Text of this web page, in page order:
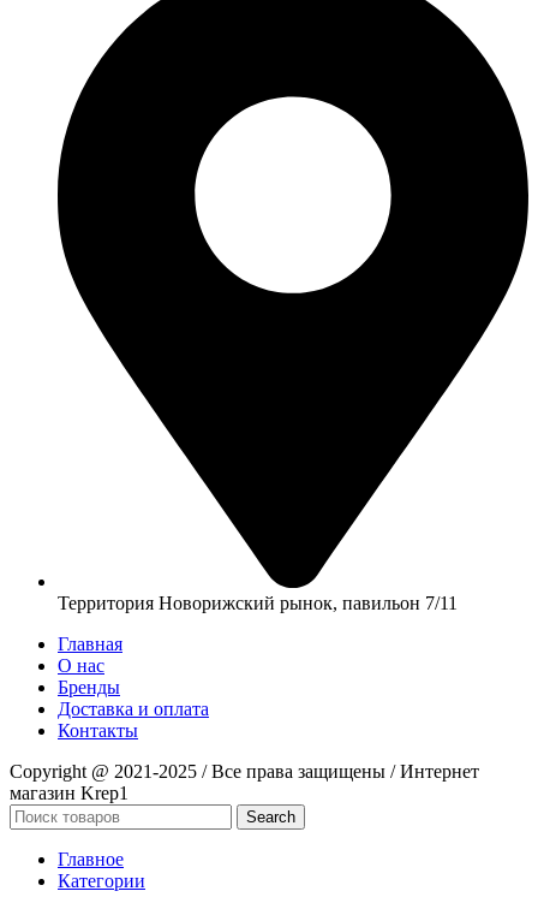
Территория Новорижский рынок, павильон 7/11
Главная
О нас
Бренды
Доставка и оплата
Контакты
Copyright @ 2021-2025 / Все права защищены / Интернет
магазин Krep1
Search
Главное
Категории